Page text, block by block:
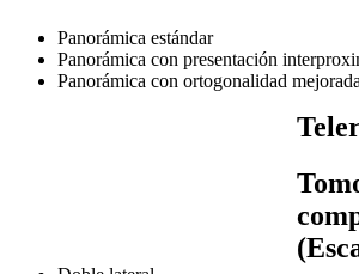
Panorámica estándar
Panorámica con presentación
Panorámica con ortogonalidad mejorada